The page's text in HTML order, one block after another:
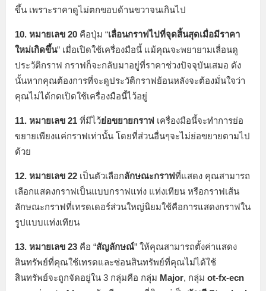
ขึ้น เพราะราคาดูไม่ตกขอบด้านขวาจนเกินไป
10. หมายเลข 20 คือปุ่ม “เลื่อนกราฟไปที่จุดสิ้นสุดเมื่อมีราคา
ใหม่เกิดขึ้น” เมื่อเปิดใช้เครื่องมือนี้ แม้คุณจะพยายามเลื่อนดู
ประวัติกราฟ กราฟก็จะกลับมาอยู่ที่ราคาช่วงปัจจุบันเสมอ ดัง
นั้นหากคุณต้องการที่จะดูประวัติกราฟย้อนหลังจะต้องมั่นใจว่า
คุณไม่ได้กดเปิดใช้เครื่องมือนี้ไว้อยู่
11. หมายเลข 21 ที่มีไว้ย่อขยายกราฟ เครื่องมือนี้จะทำการย่อ
ขยายเพียงแค่กราฟเท่านั้น โดยที่ส่วนอื่นๆจะไม่ย่อขยายตามไป
ด้วย
12. หมายเลข 22 เป็นตัวเลือกลักษณะกราฟที่แสดง คุณสามารถ
เลือกแสดงกราฟเป็นแบบกราฟแท่ง แท่งเทียน หรือกราฟเส้น
ลักษณะกราฟที่เทรดเดอร์ส่วนใหญ่นิยมใช้คือการแสดงกราฟใน
รูปแบบแท่งเทียน
13. หมายเลข 23 คือ “สัญลักษณ์” ให้คุณสามารถตั้งค่าแสดง
สินทรัพย์ที่คุณใช้เทรดและซ่อนสินทรัพย์ที่คุณไม่ได้ใช้
สินทรัพย์จะถูกจัดอยู่ใน 3 กลุ่มคือ กลุ่ม Major, กลุ่ม ot-fx-ecn